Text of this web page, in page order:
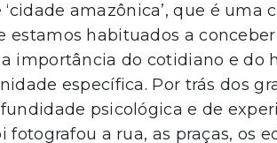
amazônica’, que é uma
estamos habituados a
importância do cotidiano e do
específica. Por trás dos
psicológica e de
fotografou a rua, as praças, os